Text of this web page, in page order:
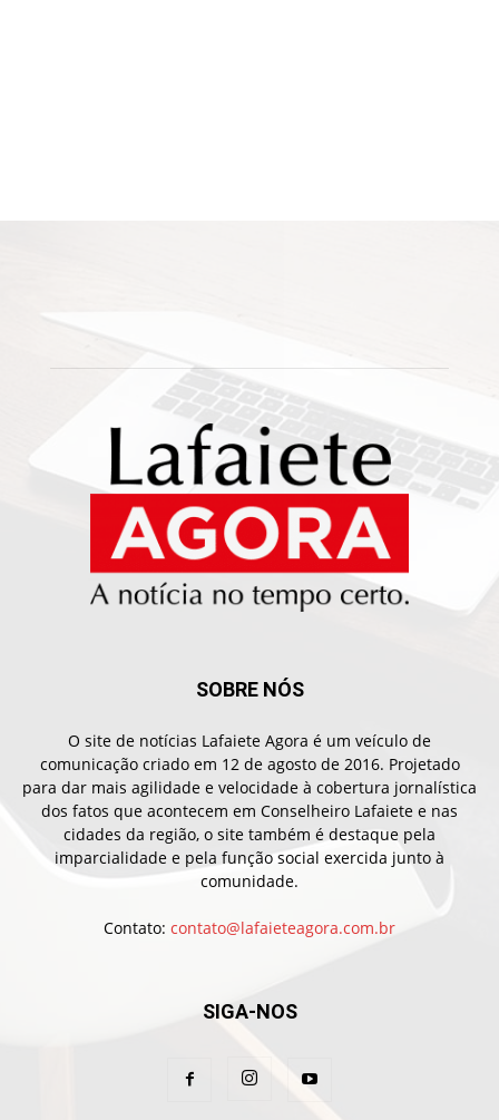
SOBRE NÓS
O site de notícias Lafaiete Agora é um veículo de
comunicação criado em 12 de agosto de 2016. Projetado
para dar mais agilidade e velocidade à cobertura jornalística
dos fatos que acontecem em Conselheiro Lafaiete e nas
cidades da região, o site também é destaque pela
imparcialidade e pela função social exercida junto à
comunidade.
Contato: contato@lafaieteagora.com.br
SIGA-NOS